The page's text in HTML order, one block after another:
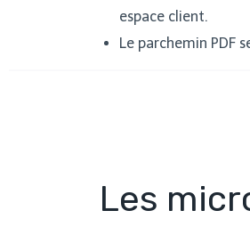
espace client.
Le parchemin PDF
Les